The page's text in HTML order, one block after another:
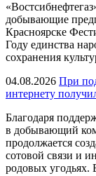
добывающие
Красноярске
Году единства
сохранения
04.08.2026 При
интернету
Благодаря
в добывающий
продолжается
сотовой связи и
родовых угодьях.